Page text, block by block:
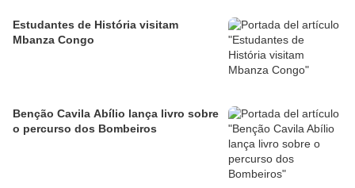
Estudantes de História visitam
Mbanza Congo
Benção Cavila Abílio lança livro sobre
o percurso dos Bombeiros